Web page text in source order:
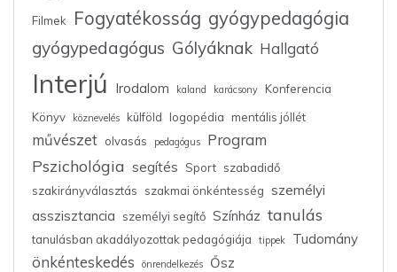
Filmek Fogyatékosság gyógypedagógia
gyógypedagógus Gólyáknak Hallgató
Interjú Irodalom kaland karácsony
Konferencia
Könyv
köznevelés külföld logopédia mentális jóllét
művészet olvasás pedagógus Program
Pszichológia segítés Sport szabadidő
szakirányválasztás
szakmai önkéntesség személyi
asszisztancia
személyi segítő Színház tanulás
tanulásban akadályozottak pedagógiája tippek Tudomány
önkénteskedés önrendelkezés Ősz